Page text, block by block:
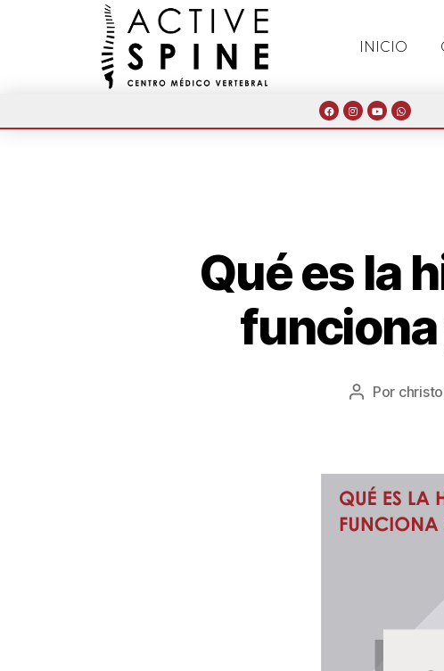
INICIO
Qué es la
funciona
Por